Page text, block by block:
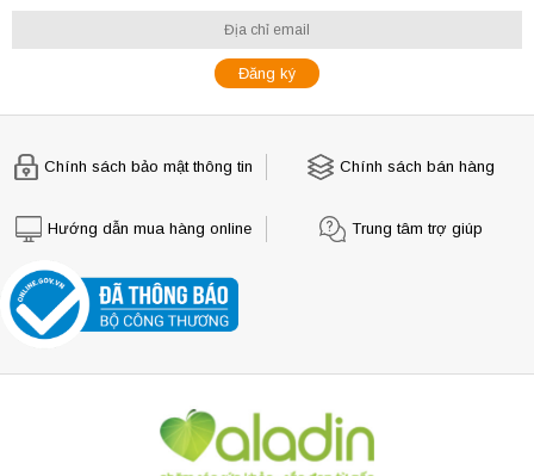
Chính sách bảo mật thông tin Chính sách bán hàng
Hướng dẫn mua hàng online Trung tâm trợ giúp